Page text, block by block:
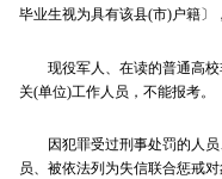
毕业生视为具有该县(市)户籍〕
现役军人、在读的普通高校
关(单位)工作人员，不能报考。
因犯罪受过刑事处罚的人员
员、被依法列为失信联合惩戒